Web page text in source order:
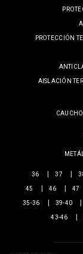
PROTECCIÓN
AISLACIÓN
CAUCHO
36 37
45
46 47
35-36
39-40
43-46